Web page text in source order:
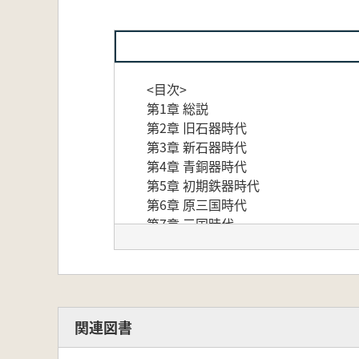
<目次>
第1章 総説
第2章 旧石器時代
第3章 新石器時代
第4章 青銅器時代
第5章 初期鉄器時代
第6章 原三国時代
第7章 三国時代
関連図書